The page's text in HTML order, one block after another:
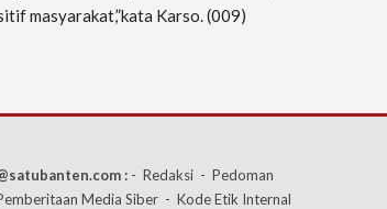
masyarakat,”kata Karso. (009)
: - Redaksi - Pedoman
Media Siber - Kode Etik Internal